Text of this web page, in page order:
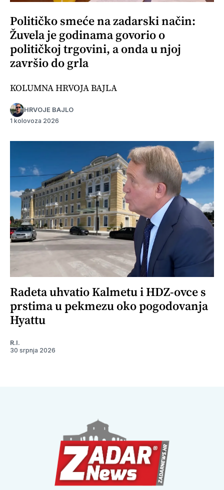
Političko smeće na zadarski način:
Žuvela je godinama govorio o
političkoj trgovini, a onda u njoj
završio do grla
KOLUMNA HRVOJA BAJLA
HRVOJE BAJLO
1 kolovoza 2026
Radeta uhvatio Kalmetu i HDZ-ovce s
prstima u pekmezu oko pogodovanja
Hyattu
R.I.
30 srpnja 2026